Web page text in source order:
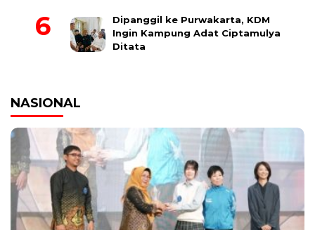
Dipanggil ke Purwakarta, KDM
Ingin Kampung Adat Ciptamulya
Ditata
NASIONAL